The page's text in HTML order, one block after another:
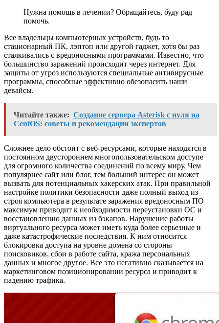
Нужна помощь в лечении? Обращайтесь, буду рад
помочь.
Все владельцы компьютерных устройств, будь то
стационарный ПК, лэптоп или другой гаджет, хотя бы раз
сталкивались с вредоносными программами. Известно, что
большинство заражений происходит через интернет. Для
защиты от угроз используются специальные антивирусные
программы, способные эффективно обезопасить наши
девайсы.
Читайте также: Создание сервера Asterisk с нуля на
CentOS: советы и рекомендации экспертов
Сложнее дело обстоит с веб-ресурсами, которые находятся в
постоянном двустороннем многопользовательском доступе
для огромного количества соединений по всему миру. Чем
популярнее сайт или блог, тем больший интерес он может
вызвать для потенциальных хакерских атак. При правильной
настройке политики безопасности даже полный выход из
строя компьютера в результате заражения вредоносным ПО
максимум приводит к необходимости переустановки ОС и
восстановлению данных из бэкапов. Нарушение работы
виртуального ресурса может иметь куда более серьезные и
даже катастрофические последствия. К ним относится
блокировка доступа на уровне домена со стороны
поисковиков, сбои в работе сайта, кража персональных
данных и многое другое. Все это негативно сказывается на
маркетинговом позиционировании ресурса и приводит к
падению трафика.